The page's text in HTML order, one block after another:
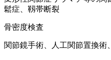
鬆症、靱帯断裂
骨密度検査
関節鏡手術、人工関節置換術